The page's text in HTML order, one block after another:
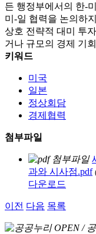
든 행정부에서의 한-
미-일 협력을 논의하
상호 전략적 대미 투
거나 규모의 경제 기
키워드
미국
일본
정상회담
경제협력
첨부파일
과와 시사점.pdf
다운로드
이전 다음 목록